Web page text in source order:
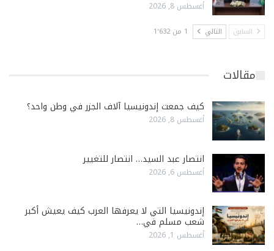
أغسطس 8, 2026
السابق التالي 1 من 1٬632
مقالات
كيف جمعت إندونيسيا آلاف الجزر في وطن واحد؟
أغسطس 8, 2026
انتصار عبد السيد… انتصار للتغيير
أغسطس 6, 2026
إندونيسيا التي لا يعرفها العرب كيف يعيش أكبر
شعب مسلم في…
أغسطس 1, 2026